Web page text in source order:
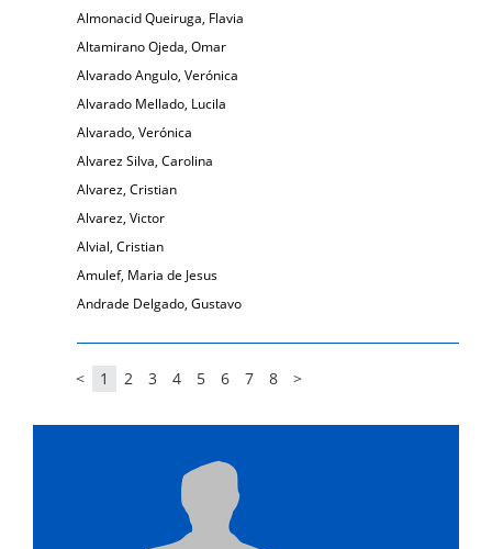
Almonacid Queiruga, Flavia
Altamirano Ojeda, Omar
Alvarado Angulo, Verónica
Alvarado Mellado, Lucila
Alvarado, Verónica
Alvarez Silva, Carolina
Alvarez, Cristian
Alvarez, Victor
Alvial, Cristian
Amulef, Maria de Jesus
Andrade Delgado, Gustavo
< 1 2 3 4 5 6 7 8 >